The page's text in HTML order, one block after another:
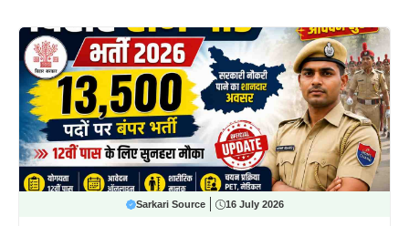
Sarkari Source 16 July 2026